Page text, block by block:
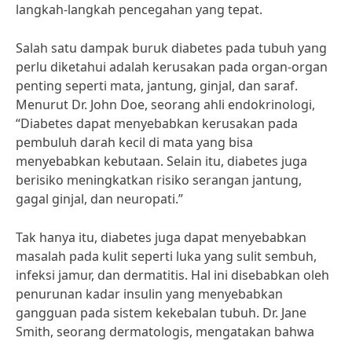
langkah-langkah pencegahan yang tepat.
Salah satu dampak buruk diabetes pada tubuh yang
perlu diketahui adalah kerusakan pada organ-organ
penting seperti mata, jantung, ginjal, dan saraf.
Menurut Dr. John Doe, seorang ahli endokrinologi,
“Diabetes dapat menyebabkan kerusakan pada
pembuluh darah kecil di mata yang bisa
menyebabkan kebutaan. Selain itu, diabetes juga
berisiko meningkatkan risiko serangan jantung,
gagal ginjal, dan neuropati.”
Tak hanya itu, diabetes juga dapat menyebabkan
masalah pada kulit seperti luka yang sulit sembuh,
infeksi jamur, dan dermatitis. Hal ini disebabkan oleh
penurunan kadar insulin yang menyebabkan
gangguan pada sistem kekebalan tubuh. Dr. Jane
Smith, seorang dermatologis, mengatakan bahwa